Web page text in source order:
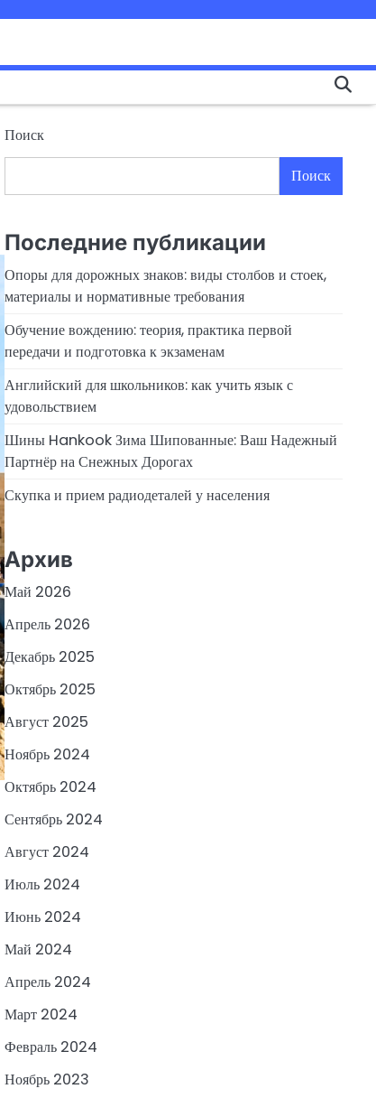
Поиск
Поиск
Последние публикации
Опоры для дорожных знаков: виды столбов и стоек,
материалы и нормативные требования
Обучение вождению: теория, практика первой
передачи и подготовка к экзаменам
Английский для школьников: как учить язык с
удовольствием
Шины Hankook Зима Шипованные: Ваш Надежный
Партнёр на Снежных Дорогах
Скупка и прием радиодеталей у населения
Архив
Май 2026
Апрель 2026
Декабрь 2025
Октябрь 2025
Август 2025
Ноябрь 2024
Октябрь 2024
Сентябрь 2024
Август 2024
Июль 2024
Июнь 2024
Май 2024
Апрель 2024
Март 2024
Февраль 2024
Ноябрь 2023